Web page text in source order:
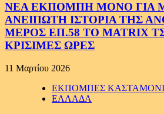
ΝΕΑ ΕΚΠΟΜΠΗ ΜΟΝΟ ΓΙΑ
ΑΝΕΙΠΩΤΗ ΙΣΤΟΡΙΑ ΤΗΣ
ΜΕΡΟΣ ΕΠ.58 ΤΟ MATRIX
ΚΡΙΣΙΜΕΣ ΩΡΕΣ
11 Μαρτίου 2026
ΕΚΠΟΜΠΕΣ
ΕΛΛΑΔΑ